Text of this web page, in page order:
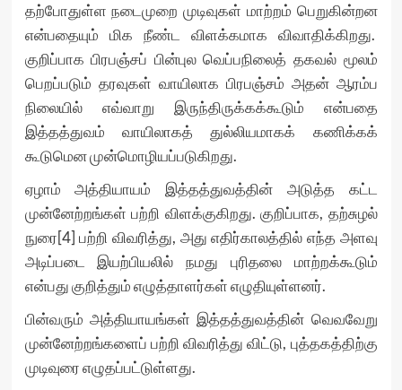
தற்போதுள்ள நடைமுறை முடிவுகள் மாற்றம் பெறுகின்றன
என்பதையும் மிக நீண்ட விளக்கமாக விவாதிக்கிறது.
குறிப்பாக பிரபஞ்சப் பின்புல வெப்பநிலைத் தகவல் மூலம்
பெறப்படும் தரவுகள் வாயிலாக பிரபஞ்சம் அதன் ஆரம்ப
நிலையில் எவ்வாறு இருந்திருக்கக்கூடும் என்பதை
இத்தத்துவம் வாயிலாகத் துல்லியமாகக் கணிக்கக்
கூடுமென முன்மொழியப்படுகிறது.
ஏழாம் அத்தியாயம் இத்தத்துவத்தின் அடுத்த கட்ட
முன்னேற்றங்கள் பற்றி விளக்குகிறது. குறிப்பாக, தற்சுழல்
நுரை[4] பற்றி விவரித்து, அது எதிர்காலத்தில் எந்த அளவு
அடிப்படை இயற்பியலில் நமது புரிதலை மாற்றக்கூடும்
என்பது குறித்தும் எழுத்தாளர்கள் எழுதியுள்ளனர்.
பின்வரும் அத்தியாயங்கள் இத்தத்துவத்தின் வெவவேறு
முன்னேற்றங்களைப் பற்றி விவரித்து விட்டு, புத்தகத்திற்கு
முடிவுரை எழுதப்பட்டுள்ளது.